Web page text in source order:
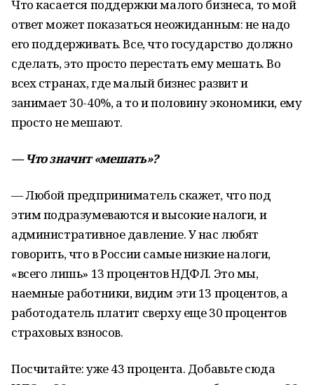
Что касается поддержки малого бизнеса, то мой
ответ может показаться неожиданным: не надо
его поддерживать. Все, что государство должно
сделать, это просто перестать ему мешать. Во
всех странах, где малый бизнес развит и
занимает 30-40%, а то и половину экономики, ему
просто не мешают.
— Что значит «мешать»?
— Любой предприниматель скажет, что под
этим подразумеваются и высокие налоги, и
административное давление. У нас любят
говорить, что в России самые низкие налоги,
«всего лишь» 13 процентов НДФЛ. Это мы,
наемные работники, видим эти 13 процентов, а
работодатель платит сверху еще 30 процентов
страховых взносов.
Посчитайте: уже 43 процента. Добавьте сюда